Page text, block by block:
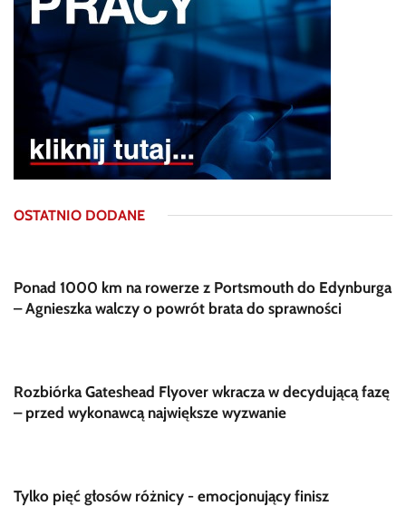
OSTATNIO DODANE
Ponad 1000 km na rowerze z Portsmouth do Edynburga
– Agnieszka walczy o powrót brata do sprawności
Rozbiórka Gateshead Flyover wkracza w decydującą fazę
– przed wykonawcą największe wyzwanie
Tylko pięć głosów różnicy - emocjonujący finisz